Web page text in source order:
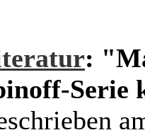
:
Serie